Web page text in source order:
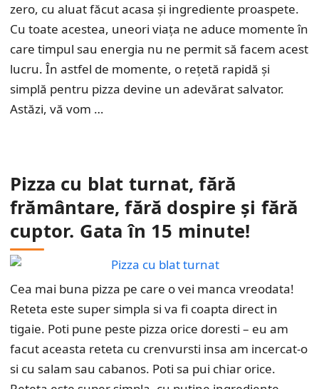
zero, cu aluat făcut acasa și ingrediente proaspete.
Cu toate acestea, uneori viața ne aduce momente în
care timpul sau energia nu ne permit să facem acest
lucru. În astfel de momente, o rețetă rapidă și
simplă pentru pizza devine un adevărat salvator.
Astăzi, vă vom …
Pizza cu blat turnat, fără
frământare, fără dospire și fără
cuptor. Gata în 15 minute!
Cea mai buna pizza pe care o vei manca vreodata!
Reteta este super simpla si va fi coapta direct in
tigaie. Poti pune peste pizza orice doresti – eu am
facut aceasta reteta cu crenvursti insa am incercat-o
si cu salam sau cabanos. Poti sa pui chiar orice.